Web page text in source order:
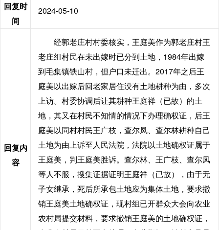
回复时
间
2024-05-10
回复内
容
经郭老庄村村委核实，王庭美作为郭老庄村王
老庄组村民在未出嫁时已分到土地，1984年出嫁
到毛集镇铁山村，但户口未迁出。2017年之后王
庭美以出嫁后回老家居住没有土地耕种为由，多次
上访。村委协调后让其耕种王庭祥（已故）的土
地，其又在村民不知情的情况下办理确权证，后王
庭美以同村村民王广枝，查尔凤、查尔林耕种自己
土地为由上诉至人民法院，法院以土地确权证属于
王庭美，判王庭美胜诉。查尔林、王广枝、查尔凤
等人不服，搜集证据证明王庭祥（已故），由于无
子女继承，死后所承包土地应为集体土地，要求撤
销王庭美土地确权证，现村组已开群众大会向农业
农村局提交材料，要求撤销王庭美的土地确权证，